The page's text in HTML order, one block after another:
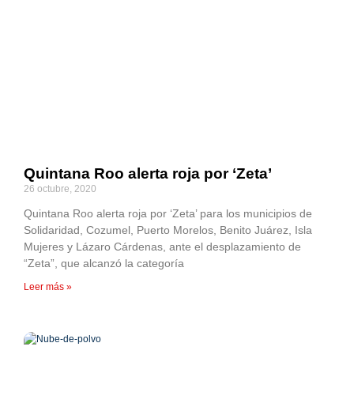
Quintana Roo alerta roja por ‘Zeta’
26 octubre, 2020
Quintana Roo alerta roja por ‘Zeta’ para los municipios de
Solidaridad, Cozumel, Puerto Morelos, Benito Juárez, Isla
Mujeres y Lázaro Cárdenas, ante el desplazamiento de
“Zeta”, que alcanzó la categoría
Leer más »